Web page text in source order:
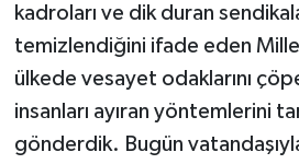
kadroları ve dik duran
temizlendiğini ifade eden
ülkede vesayet odaklarını
insanları ayıran yöntemlerini
gönderdik. Bugün